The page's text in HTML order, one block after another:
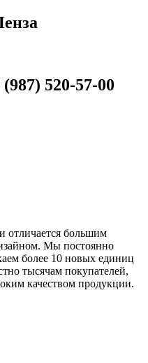
520-57-00
отличается большим
Мы постоянно
более 10 новых единиц
тысячам покупателей,
качеством продукции.